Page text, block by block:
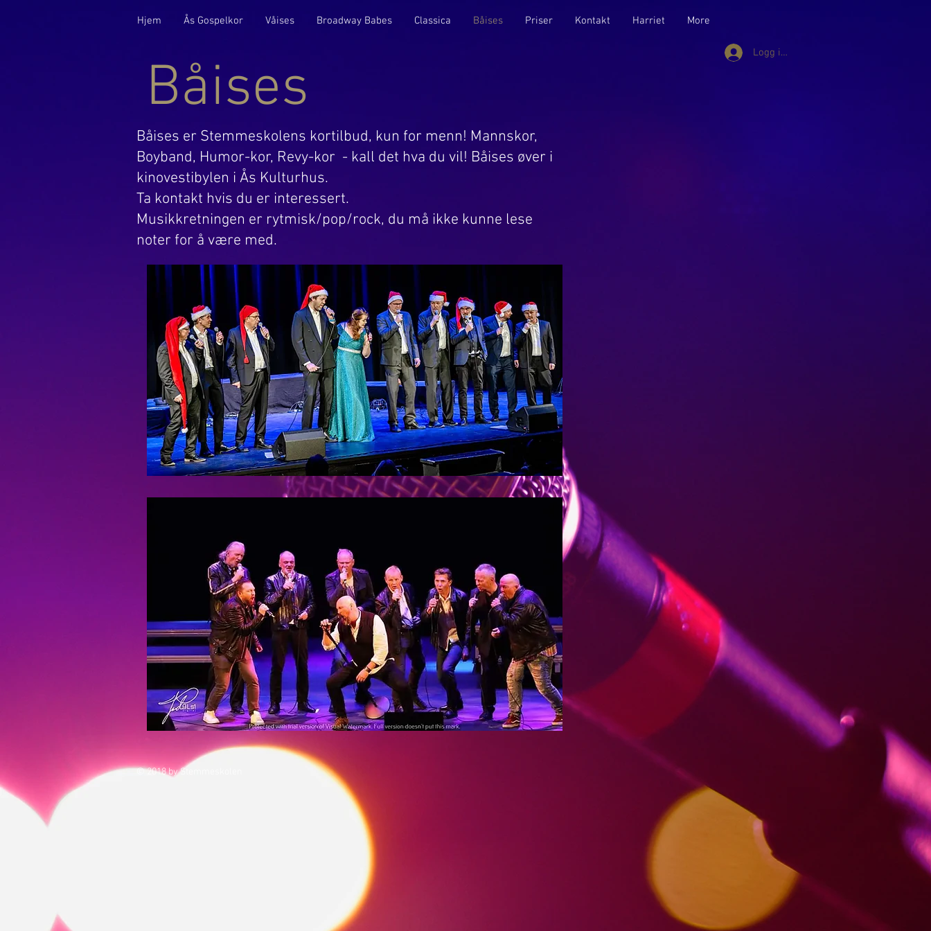
Hjem Ås Gospelkor Våises Broadway Babes Classica Båises Priser Kontakt Harriet More
Logg inn
Båises
Båises er Stemmeskolens kortilbud, kun for menn! Mannskor,
Boyband, Humor-kor, Revy-kor - kall det hva du vil! Båises øver i
kinovestibylen i Ås Kulturhus.
Ta kontakt hvis du er interessert.
Musikkretningen er rytmisk/pop/rock, du må ikke kunne lese
noter for å være med.
© 2018 by Stemmeskolen